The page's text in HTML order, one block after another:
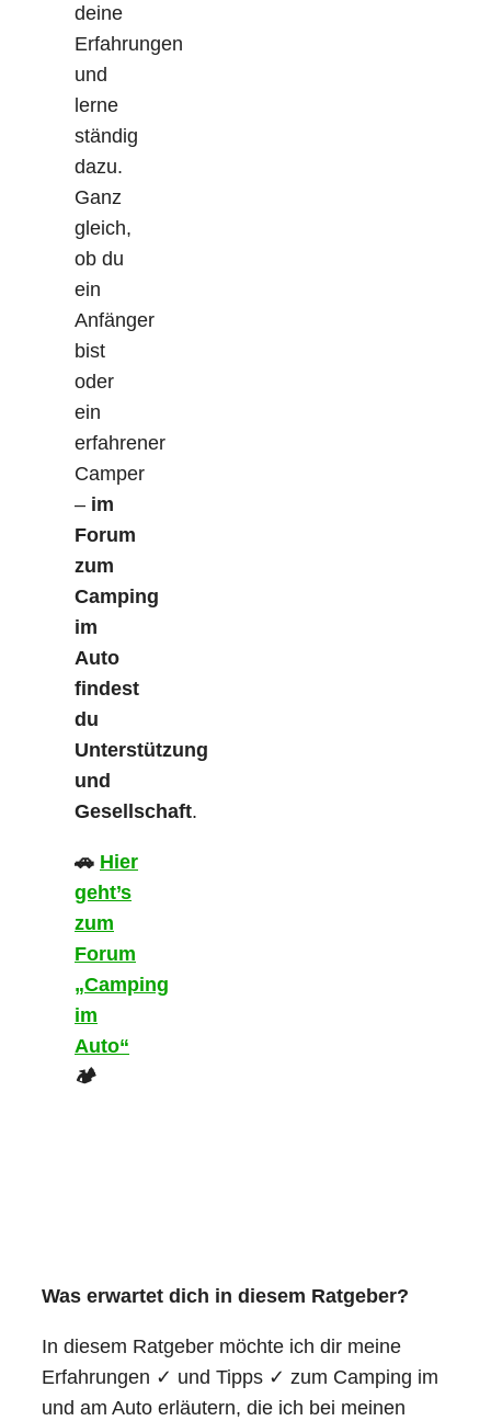
deine
Erfahrungen
und
lerne
ständig
dazu.
Ganz
gleich,
ob du
ein
Anfänger
bist
oder
ein
erfahrener
Camper
– im
Forum
zum
Camping
im
Auto
findest
du
Unterstützung
und
Gesellschaft.
🚗 Hier
geht’s
zum
Forum
„Camping
im
Auto“
🏕️
Was erwartet dich in diesem Ratgeber?
In diesem Ratgeber möchte ich dir meine
Erfahrungen ✓ und Tipps ✓ zum Camping im
und am Auto erläutern, die ich bei meinen